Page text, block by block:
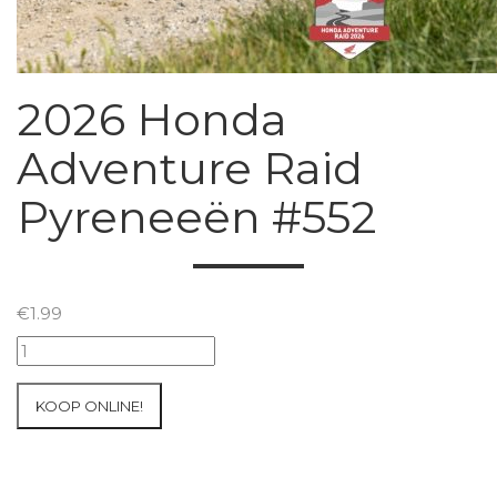
2026 Honda
Adventure Raid
Pyreneeën #552
€1.99
2026
Honda
Raid
KOOP ONLINE!